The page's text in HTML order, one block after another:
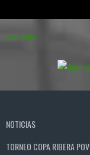
alAcceder
NOTICIAS
TORNEO COPA RIBERA